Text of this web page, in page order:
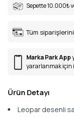
Sepette 10.000₺
Tüm
Marka Park App
yararlanmak için
Ürün Detayı
Leopar desenli